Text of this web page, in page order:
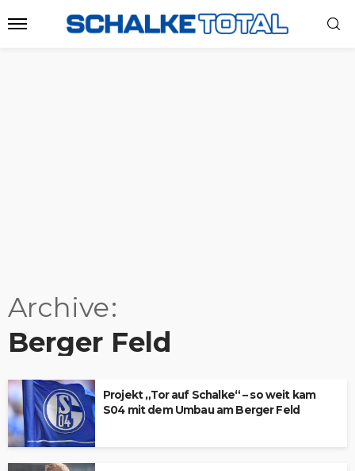
Archive
Berger Feld
Projekt „Tor auf Schalke“ – so weit kam
S04 mit dem Umbau am Berger Feld